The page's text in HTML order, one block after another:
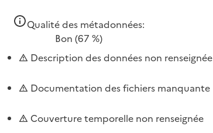
Qualité des métadonnées:
Bon (67 %)
Description des données non renseignée
Documentation des fichiers manquante
Couverture temporelle non renseignée